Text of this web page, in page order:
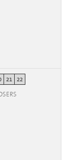
21 22